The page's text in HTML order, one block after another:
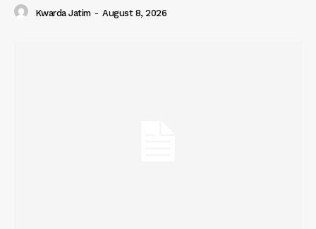
Kwarda Jatim - August 8, 2026